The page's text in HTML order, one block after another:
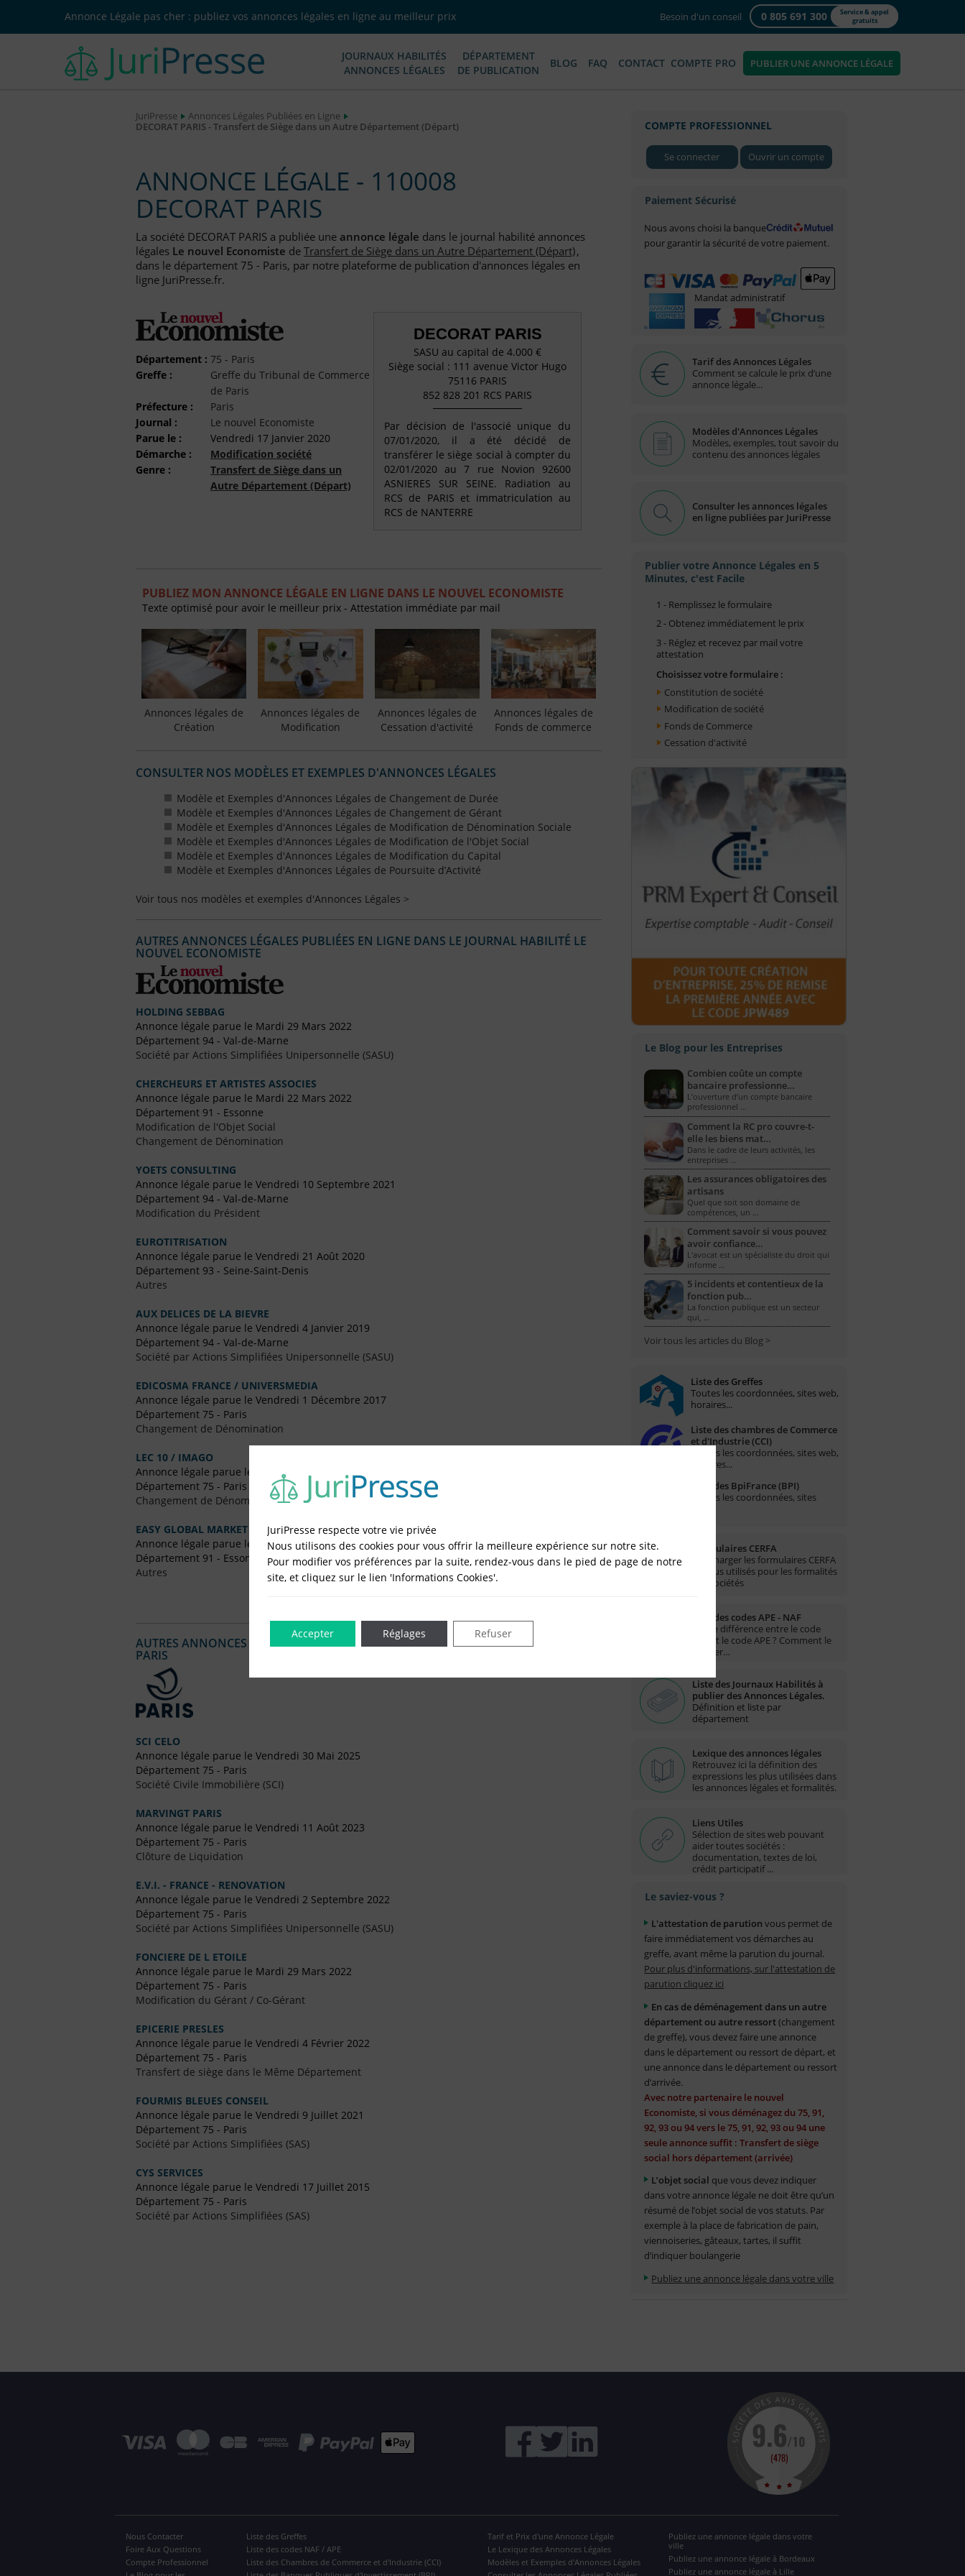
Annonce Légale pas cher : publiez vos annonces légales en ligne au meilleur prix Besoin d'un conseil 0 805 691 300
Service & appel
gratuits
JOURNAUX HABILITÉS
ANNONCES LÉGALES
DÉPARTEMENT
DE PUBLICATION
BLOG FAQ CONTACT COMPTE PRO PUBLIER UNE ANNONCE LÉGALE
JuriPresse
Annonces Légales Publiées en Ligne
DECORAT PARIS - Transfert de Siège dans un Autre Département (Départ)
ANNONCE LÉGALE - 110008
DECORAT PARIS
La société DECORAT PARIS a publiée une annonce légale dans le journal habilité annonces
légales Le nouvel Economiste deTransfert de Siège dans un Autre Département (Départ),
dans le département 75 - Paris, par notre plateforme de publication d'annonces légales en
ligne JuriPresse.fr.
Département : 75 - Paris
Greffe :
Greffe du Tribunal de Commerce
de Paris
Préfecture :
Paris
Journal :
Le nouvel Economiste
Parue le :
Vendredi 17 Janvier 2020
Démarche :
Modification société
Genre :
Transfert de Siège dans un
Autre Département (Départ)
DECORAT PARIS
SASU au capital de 4.000 €
Siège social : 111 avenue Victor Hugo
75116 PARIS
852 828 201 RCS PARIS
Par décision de l'associé unique du
07/01/2020, il a été décidé de
transférer le siège social à compter du
02/01/2020 au 7 rue Novion 92600
ASNIERES SUR SEINE. Radiation au
RCS de PARIS et immatriculation au
RCS de NANTERRE
PUBLIEZ MON ANNONCE LÉGALE EN LIGNE DANS LE NOUVEL ECONOMISTE
Texte optimisé pour avoir le meilleur prix - Attestation immédiate par mail
Annonces légales de
Création
Annonces légales de
Modification
Annonces légales de
Cessation d'activité
Annonces légales de
Fonds de commerce
CONSULTER NOS MODÈLES ET EXEMPLES D'ANNONCES LÉGALES
Modèle et Exemples d'Annonces Légales de Changement de Durée
Modèle et Exemples d'Annonces Légales de Changement de Gérant
Modèle et Exemples d'Annonces Légales de Modification de Dénomination Sociale
Modèle et Exemples d'Annonces Légales de Modification de l'Objet Social
Modèle et Exemples d'Annonces Légales de Modification du Capital
Modèle et Exemples d'Annonces Légales de Poursuite d’Activité
Voir tous nos modèles et exemples d'Annonces Légales >
AUTRES ANNONCES LÉGALES PUBLIÉES EN LIGNE DANS LE JOURNAL HABILITÉ LE
NOUVEL ECONOMISTE
HOLDING SEBBAG
Annonce légale parue le Mardi 29 Mars 2022
Département 94 - Val-de-Marne
Société par Actions Simplifiées Unipersonnelle (SASU)
CHERCHEURS ET ARTISTES ASSOCIES
Annonce légale parue le Mardi 22 Mars 2022
Département 91 - Essonne
Modification de l'Objet Social
Changement de Dénomination
YOETS CONSULTING
Annonce légale parue le Vendredi 10 Septembre 2021
Département 94 - Val-de-Marne
Modification du Président
EUROTITRISATION
Annonce légale parue le Vendredi 21 Août 2020
Département 93 - Seine-Saint-Denis
Autres
AUX DELICES DE LA BIEVRE
Annonce légale parue le Vendredi 4 Janvier 2019
Département 94 - Val-de-Marne
Société par Actions Simplifiées Unipersonnelle (SASU)
EDICOSMA FRANCE / UNIVERSMEDIA
Annonce légale parue le Vendredi 1 Décembre 2017
Département 75 - Paris
Changement de Dénomination
LEC 10 / IMAGO
Annonce légale parue le Vendredi 28 Juillet 2017
Département 75 - Paris
Changement de Dénomination
EASY GLOBAL MARKET LABORATORY
Annonce légale parue le Vendredi 5 Mai 2017
Département 91 - Essonne
Autres
AUTRES ANNONCES LÉGALES PUBLIÉES EN LIGNE DANS LE DÉPARTEMENT DU 75 -
PARIS
SCI CELO
Annonce légale parue le Vendredi 30 Mai 2025
Département 75 - Paris
Société Civile Immobilière (SCI)
MARVINGT PARIS
Annonce légale parue le Vendredi 11 Août 2023
Département 75 - Paris
Clôture de Liquidation
E.V.I. - FRANCE - RENOVATION
Annonce légale parue le Vendredi 2 Septembre 2022
Département 75 - Paris
Société par Actions Simplifiées Unipersonnelle (SASU)
FONCIERE DE L ETOILE
Annonce légale parue le Mardi 29 Mars 2022
Département 75 - Paris
Modification du Gérant / Co-Gérant
EPICERIE PRESLES
Annonce légale parue le Vendredi 4 Février 2022
Département 75 - Paris
Transfert de siège dans le Même Département
FOURMIS BLEUES CONSEIL
Annonce légale parue le Vendredi 9 Juillet 2021
Département 75 - Paris
Société par Actions Simplifiées (SAS)
CYS SERVICES
Annonce légale parue le Vendredi 17 Juillet 2015
Département 75 - Paris
Société par Actions Simplifiées (SAS)
COMPTE PROFESSIONNEL
Se connecter Ouvrir un compte
Paiement Sécurisé
Nous avons choisi la banque
pour garantir la sécurité de votre paiement.
Mandat administratif
Tarif des Annonces Légales
Comment se calcule le prix d’une
annonce légale...
Modèles d'Annonces Légales
Modèles, exemples, tout savoir du
contenu des annonces légales
Consulter les annonces légales
en ligne publiées par JuriPresse
Publier votre Annonce Légales en 5
Minutes, c'est Facile
1 - Remplissez le formulaire
2 - Obtenez immédiatement le prix
3 - Réglez et recevez par mail votre
attestation
Choisissez votre formulaire :
Constitution de société
Modification de société
Fonds de Commerce
Cessation d'activité
Le Blog pour les Entreprises
Combien coûte un compte
bancaire professionne…
L’ouverture d’un compte bancaire
professionnel …
Comment la RC pro couvre-t-
elle les biens mat…
Dans le cadre de leurs activités, les
entreprises …
Les assurances obligatoires des
artisans
Quel que soit son domaine de
compétences, un …
Comment savoir si vous pouvez
avoir confiance…
L'avocat est un spécialiste du droit qui
informe …
5 incidents et contentieux de la
fonction pub…
La fonction publique est un secteur
qui, …
Voir tous les articles du Blog >
Liste des Greffes
Toutes les coordonnées, sites web,
horaires...
Liste des chambres de Commerce
et d'Industrie (CCI)
Toutes les coordonnées, sites web,
horaires...
Liste des BpiFrance (BPI)
Toutes les coordonnées, sites
Formulaires CERFA
Télécharger les formulaires CERFA
les plus utilisés pour les formalités
des sociétés
Liste des codes APE - NAF
Quelle différence entre le code
NAF et le code APE ? Comment le
trouver…
Liste des Journaux Habilités à
publier des Annonces Légales.
Définition et liste par
département
Lexique des annonces légales
Retrouvez ici la définition des
expressions les plus utilisées dans
les annonces légales et formalités.
Liens Utiles
Sélection de sites web pouvant
aider toutes sociétés :
documentation, textes de loi,
crédit participatif ...
Le saviez-vous ?
L'attestation de parution vous permet de
faire immédiatement vos démarches au
greffe, avant même la parution du journal.
Pour plus d'informations, sur l'attestation de
parution cliquez ici
En cas de déménagement dans un autre
département ou autre ressort(changement
de greffe), vous devez faire une annonce
dans le département ou ressort de départ, et
une annonce dans le département ou ressort
d’arrivée.
Avec notre partenaire le nouvel
Economiste, si vous déménagez du 75, 91,
92, 93 ou 94 vers le 75, 91, 92, 93 ou 94 une
seule annonce suffit : Transfert de siège
social hors département (arrivée)
L’objet social que vous devez indiquer
dans votre annonce légale ne doit être qu’un
résumé de l’objet social de vos statuts. Par
exemple à la place de fabrication de pain,
viennoiseries, gâteaux, tartes, il suffit
d’indiquer boulangerie
Publiez une annonce légale dans votre ville
Nous Contacter
Foire Aux Questions
Compte Professionnel
Liste des Greffes
Liste des codes NAF / APE
Liste des Chambres de Commerce et d'Industrie (CCI)
Tarif et Prix d'une Annonce Légale
Le Lexique des Annonces Légales
Modèles et Exemples d'Annonces Légales
Publiez une annonce légale dans votre
ville
Publiez une annonce légale à Bordeaux
Publiez une annonce légale à Lille
JuriPresse respecte votre vie privée
Nous utilisons des cookies pour vous offrir la meilleure expérience sur notre site.
Pour modifier vos préférences par la suite, rendez-vous dans le pied de page de notre
site, et cliquez sur le lien 'Informations Cookies'.
Accepter Refuser
Réglages